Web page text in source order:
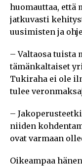
huomauttaa, että
jatkuvasti
uusimisten ja
– Valtaosa tuista
tämänkaltaiset
Tukiraha ei ole
tulee
–
niiden
ovat varmaan
Oikeampaa